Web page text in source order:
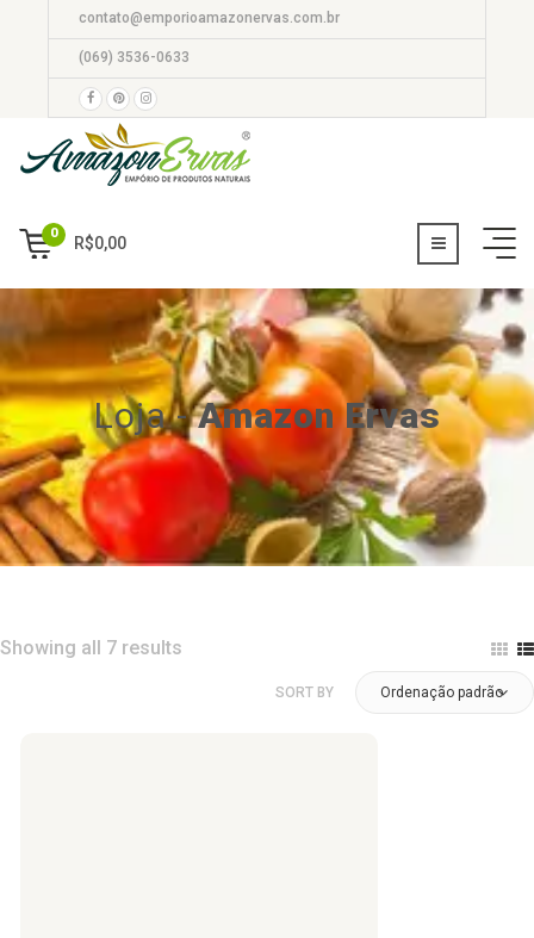
contato@emporioamazonervas.com.br
(069) 3536-0633
0
R$0,00
Loja -Amazon Ervas
Showing all 7 results
SORT BY Ordenação padrão